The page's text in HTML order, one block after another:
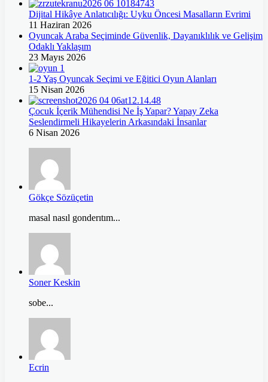
Dijital Hikâye Anlatıcılığı: Uyku Öncesi Masalların Evrimi
11 Haziran 2026
Oyuncak Araba Seçiminde Güvenlik, Dayanıklılık ve Gelişim
Odaklı Yaklaşım
23 Mayıs 2026
1-2 Yaş Oyuncak Seçimi ve Eğitici Oyun Alanları
15 Nisan 2026
Çocuk İçerik Mühendisi Ne İş Yapar? Yapay Zeka
Seslendirmeli Hikayelerin Arkasındaki İnsanlar
6 Nisan 2026
Gökçe Sözüçetin
masal nasıl gonderıtım...
Soner Keskin
sobe...
Ecrin